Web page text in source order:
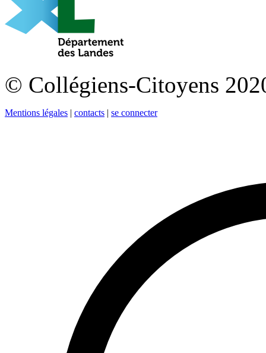
© Collégiens-Citoyens
Mentions légales | contacts | se connecter